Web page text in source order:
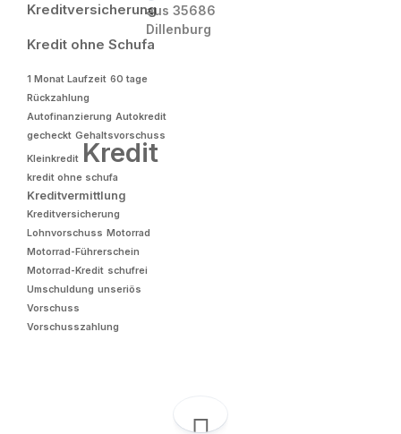
Kreditversicherung
Kredit ohne Schufa
1 Monat Laufzeit 60 tage
Rückzahlung
Autofinanzierung Autokredit
gecheckt Gehaltsvorschuss
Kleinkredit Kredit
kredit ohne schufa
Kreditvermittlung
Kreditversicherung
Lohnvorschuss Motorrad
Motorrad-Führerschein
Motorrad-Kredit schufrei
Umschuldung unseriös
Vorschuss
Vorschusszahlung
aus 35686
Dillenburg